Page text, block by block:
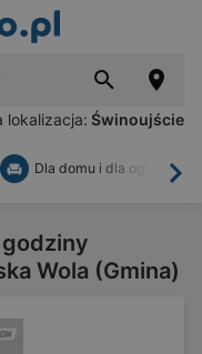
lokalizacja: Świnoujście
Dla domu i dla ogrodu
Wola (Gmina)